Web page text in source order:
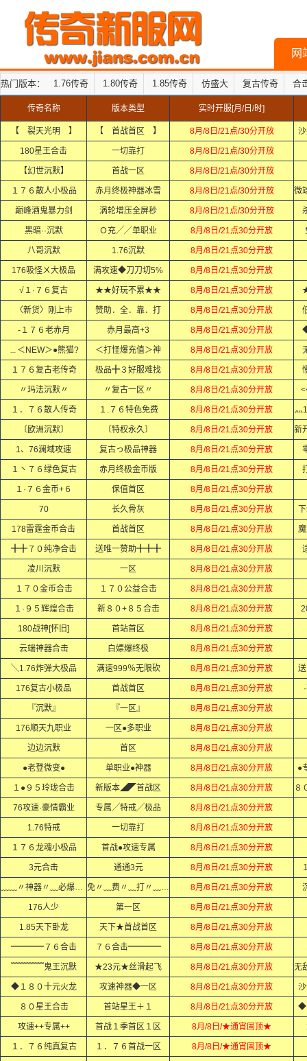
网
热门版本： 1.76传奇 1.80传奇 1.85传奇 仿盛大 复古传奇 合
传奇名称 版本类型 实时开服[月/日/时]
【 裂天光明 】 【 首战首区 】 8月/8日/21点/30分开放
180星王合击 一切靠打 8月/8日/21点/30分开放
【幻世沉默】 首战一区 8月/8日/21点/30分开放
１７６散人小极品 赤月终极神器冰雪 8月/8日/21点/30分开放
巅峰酒鬼暴力剑 涡轮增压全屏秒 8月/8日/21点/30分开放
黑暗··沉默 Ｏ充╱╱单职业 8月/8日/21点30分开放
八哥沉默 1.76沉默 8月/8日/21点30分开放
176吸怪ㄨ大极品 满攻速◆刀刀切5% 8月/8日/21点30分开放
√１·７６复古 ★★好玩不累★★ 8月/8日/21点30分开放
〈新货〉刚上市 赞助．全．靠．打 8月/8日/21点30分开放
-１７６老赤月 赤月最高+3 8月/8日/21点30分开放
﹍＜NEW＞●熊猫? ＜打怪爆充值＞神 8月/8日/21点30分开放
１７６复古老传奇 极品╋３好服难找 8月/8日/21点30分开放
〃玛法沉默〃 〃复古一区〃 8月/8日/21点30分开放
１．７６散人传奇 １.７６特色免费 8月/8日/21点30分开放 灬
〔欧洲沉默〕 〔特权永久〕 8月/8日/21点30分开放
1、76澜域攻速 复古っ极品神器 8月/8日/21点30分开放
１丶７６绿色复古 赤月终极金币版 8月/8日/21点30分开放
１·７６金币+６ 保值首区 8月/8日/21点30分开放
70 长久骨灰 8月/8日/21点30分开放
178雷霆金币合击 首战首区 8月/8日/21点30分开放
╋╋７０纯净合击 送唯一赞助╋╋╋ 8月/8日/21点30分开放
凌川沉默 一区 8月/8日/21点30分开放
１７０金币合击 １７０公益合击 8月/8日/21点30分开放
１·９５辉煌合击 新８０+８５合击 8月/8日/21点30分开放
180战神[怀旧] 首站首区 8月/8日/21点30分开放
云端神器合击 白嫖爆终极 8月/8日/21点30分开放
╲1.76炸弹大极品 满速999％无限砍 8月/8日/21点30分开放
176复古小极品 首战首区 8月/8日/21点30分开放
『沉默』 『一区』 8月/8日/21点30分开放
176顺天九职业 一区●多职业 8月/8日/21点30分开放
边边沉默 首区 8月/8日/21点30分开放
●老登微变● 单职业●神器 8月/8日/21点30分开放 ●
１●９５玲珑合击 新版本◢◤首战区 8月/8日/21点30分开放
76攻速·豪情霸业 专属╱特戒╱极品 8月/8日/21点30分开放
1.76特戒 一切靠打 8月/8日/21点30分开放
１７６龙魂小极品 首战●攻速专属 8月/8日/21点30分开放
3元合击 通通3元 8月/8日/21点30分开放
﹏﹏〃神器〃﹏必爆〃充值﹏﹏ 免〃﹏费〃﹏打〃﹏顶〃﹏赞〃 8月/8日/21点30分开放
176人少 第一区 8月/8日/21点30分开放
1.85天下卧龙 天下★首战首区 8月/8日/21点30分开放
━━━━７６合击 ７６合击━━━━ 8月/8日/21点30分开放
﹌﹌﹌﹌鬼王沉默 ★23元★丝滑起飞 8月/8日/21点30分开放
◆１８０十元火龙 攻速神器◆一区 8月/8日/21点30分开放
８０星王合击 首站星王＋１ 8月/8日/21点30分开放 ◆
攻速++专属++ 首战１季首区１区 8月/8日/★通宵固顶★
１．７６纯真复古 １．７６首战一区 8月/8日/★通宵固顶★